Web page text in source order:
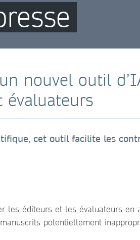
nouvel outil
cet outil facilite les
les éditeurs et les évaluateurs en
potentiellement